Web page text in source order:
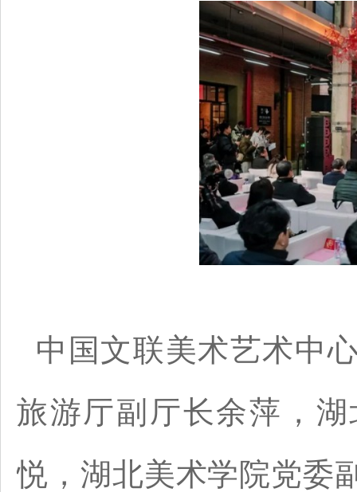
中国文联美术艺术中
旅游厅副厅长余萍，
悦，湖北美术学院党委